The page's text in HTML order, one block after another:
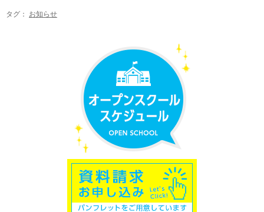
タグ： お知らせ